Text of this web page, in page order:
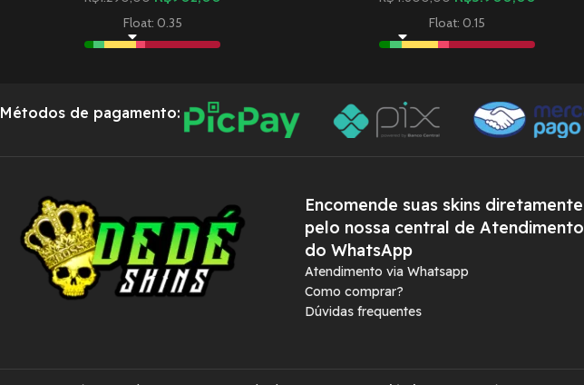
Float: 0.35 Float: 0.15
Métodos de pagamento:
Encomende suas skins diretamente
pelo nossa central de Atendimento
do WhatsApp
Atendimento via Whatsapp
Como comprar?
Dúvidas frequentes